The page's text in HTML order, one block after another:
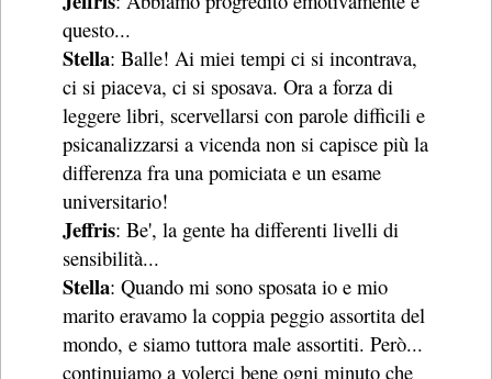
questo...
Stella: Balle! Ai miei tempi ci si incontrava,
ci si piaceva, ci si sposava. Ora a forza di
leggere libri, scervellarsi con parole difficili e
psicanalizzarsi a vicenda non si capisce più la
differenza fra una pomiciata e un esame
universitario!
Jeffris: Be', la gente ha differenti livelli di
sensibilità...
Stella: Quando mi sono sposata io e mio
marito eravamo la coppia peggio assortita del
mondo, e siamo tuttora male assortiti. Però...
continuiamo a volerci bene ogni minuto che